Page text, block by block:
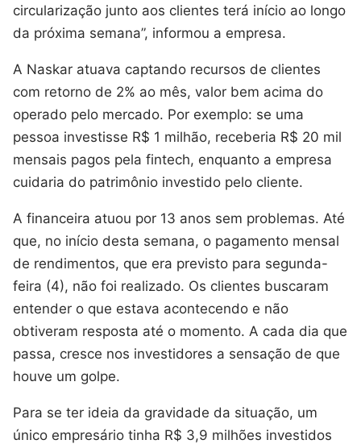
circularização junto aos clientes terá início ao longo
da próxima semana”, informou a empresa.
A Naskar atuava captando recursos de clientes
com retorno de 2% ao mês, valor bem acima do
operado pelo mercado. Por exemplo: se uma
pessoa investisse R$ 1 milhão, receberia R$ 20 mil
mensais pagos pela fintech, enquanto a empresa
cuidaria do patrimônio investido pelo cliente.
A financeira atuou por 13 anos sem problemas. Até
que, no início desta semana, o pagamento mensal
de rendimentos, que era previsto para segunda-
feira (4), não foi realizado. Os clientes buscaram
entender o que estava acontecendo e não
obtiveram resposta até o momento. A cada dia que
passa, cresce nos investidores a sensação de que
houve um golpe.
Para se ter ideia da gravidade da situação, um
único empresário tinha R$ 3,9 milhões investidos